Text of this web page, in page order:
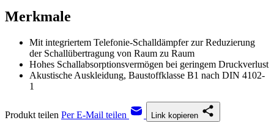
Merkmale
Mit integriertem Telefonie-Schalldämpfer zur Reduzierung
der Schallübertragung von Raum zu Raum
Hohes Schallabsorptionsvermögen bei geringem Druckverlust
Akustische Auskleidung, Baustoffklasse B1 nach DIN 4102-
1
Produkt teilen Per E-Mail teilen Link kopieren